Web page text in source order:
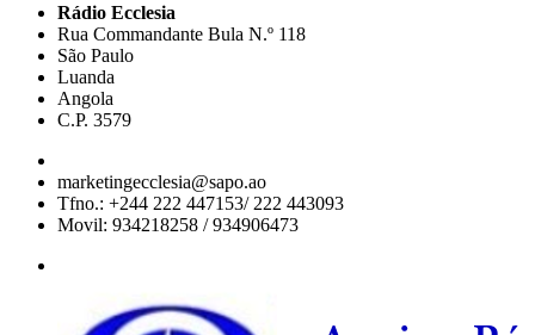
Rádio Ecclesia
Rua Commandante Bula N.º 118
São Paulo
Luanda
Angola
C.P. 3579
marketingecclesia@sapo.ao
Tfno.: +244 222 447153/ 222 443093
Movil: 934218258 / 934906473